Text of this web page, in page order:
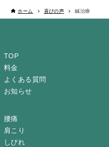
ホーム 喜びの声 鍼治療
TOP
料金
よくある質問
お知らせ
腰痛
肩こり
しびれ